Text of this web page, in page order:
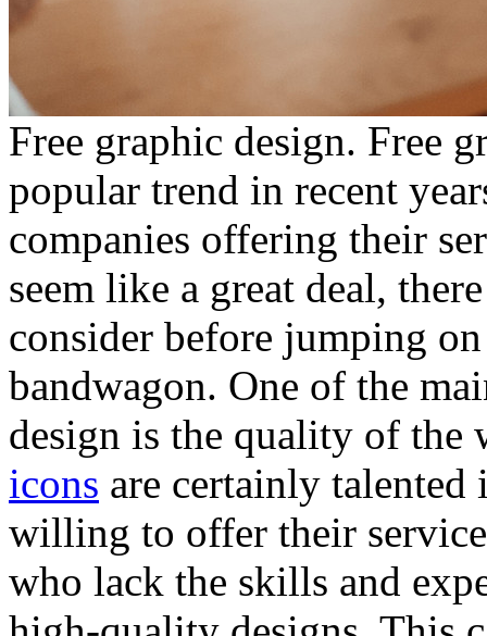
Free graphic design. Free
popular trend in recent
companies offering their
seem like a great deal,
consider before jumping
bandwagon. One of the
design is the quality of
icons are certainly
willing to offer their
who lack the skills and